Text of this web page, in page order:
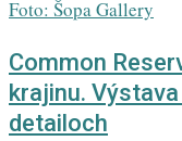
Common
krajinu.
detailoch